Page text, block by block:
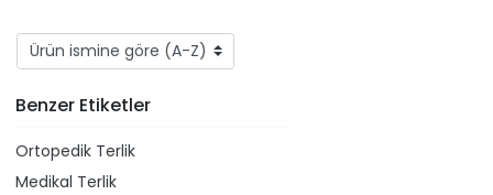
Benzer Etiketler
Ortopedik Terlik
Medikal Terlik